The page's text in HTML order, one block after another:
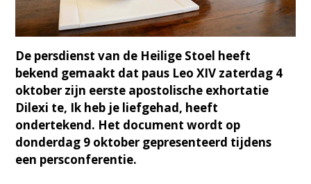
De persdienst van de Heilige Stoel heeft
bekend gemaakt dat paus Leo XIV zaterdag 4
oktober zijn eerste apostolische exhortatie
Dilexi te, Ik heb je liefgehad, heeft
ondertekend. Het document wordt op
donderdag 9 oktober gepresenteerd tijdens
een persconferentie.